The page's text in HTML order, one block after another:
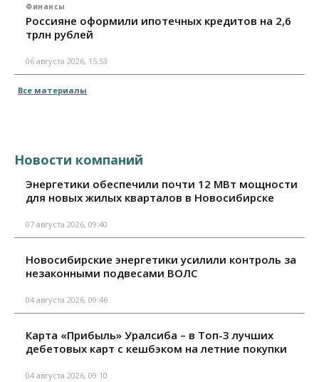
Финансы
Россияне оформили ипотечных кредитов на 2,6
трлн рублей
06 августа 2026, 15:53
Все материалы
Новости компаний
Энергетики обеспечили почти 12 МВт мощности
для новых жилых кварталов в Новосибирске
07 августа 2026, 09:40
Новосибирские энергетики усилили контроль за
незаконными подвесами ВОЛС
04 августа 2026, 09:46
Карта «Прибыль» Уралсиба – в Топ-3 лучших
дебетовых карт с кешбэком на летние покупки
04 августа 2026, 09:10